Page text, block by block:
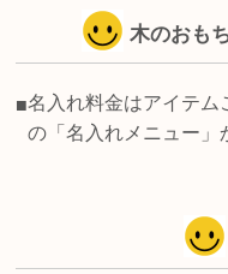
木のおも
■名入れ料金はアイテム
の「名入れメニュー」